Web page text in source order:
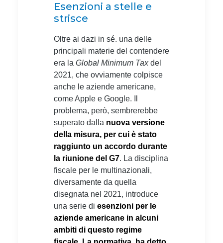
Esenzioni a stelle e
strisce
Oltre ai dazi in sé. una delle
principali materie del contendere
era la Global Minimum Taxdel
2021, che ovviamente colpisce
anche le aziende americane,
come Apple e Google. Il
problema, però, sembrerebbe
superato dalla nuova versione
della misura, per cui è stato
raggiunto un accordo durante
la riunione del G7. La disciplina
fiscale per le multinazionali,
diversamente da quella
disegnata nel 2021, introduce
una serie di esenzioni per le
aziende americane in alcuni
ambiti di questo regime